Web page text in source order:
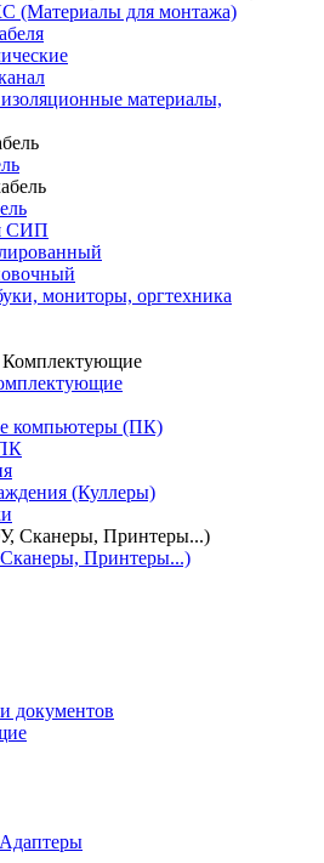
(Материалы для монтажа)
материалы,
СИП
мониторы, оргтехника
компьютеры (ПК)
(Куллеры)
Принтеры...)
документов